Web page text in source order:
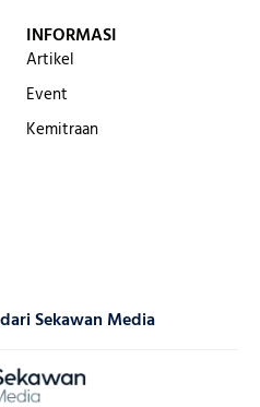
INFORMASI
Artikel
Event
Kemitraan
Sekawan Media